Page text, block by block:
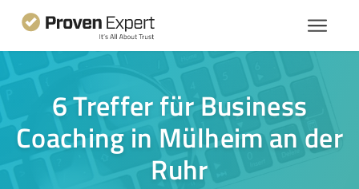
6 Treffer für Business
Coaching in Mülheim an der
Ruhr